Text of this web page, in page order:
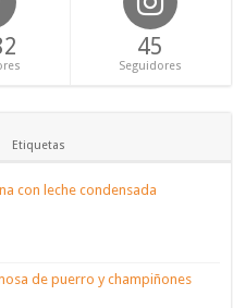
45
Seguidores
Etiquetas
con leche condensada
de puerro y champiñones